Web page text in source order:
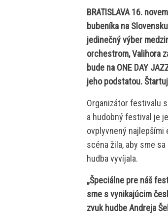
BRATISLAVA 16.
bubeníka na
jedinečný výber
orchestrom, Valihora
bude na ONE DAY
jeho podstatou.
Organizátor festivalu
a hudobný festival je
ovplyvnený najlepšími
scéna žila, aby sme
hudba vyvíjala.
„Špeciálne pre náš
sme s vynikajúcim
zvuk hudbe Andreja